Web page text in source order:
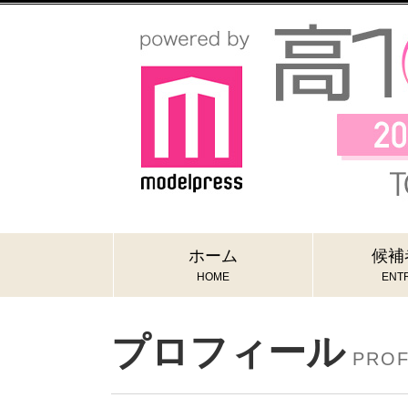
ホーム
HOME
候補
プロフィール